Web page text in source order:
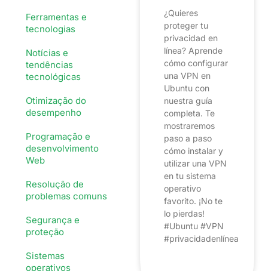
Ferramentas e
tecnologias
Notícias e
tendências
tecnológicas
Otimização do
desempenho
Programação e
desenvolvimento
Web
Resolução de
problemas comuns
Segurança e
proteção
Sistemas
operativos
¿Quieres
proteger tu
privacidad en
línea? Aprende
cómo configurar
una VPN en
Ubuntu con
nuestra guía
completa. Te
mostraremos
paso a paso
cómo instalar y
utilizar una VPN
en tu sistema
operativo
favorito. ¡No te
lo pierdas!
#Ubuntu #VPN
#privacidadenlínea